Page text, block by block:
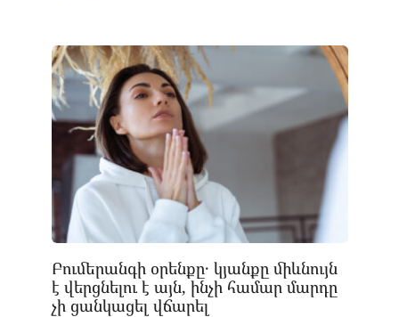
Բումերանգի օրենքը․ կյանքը միևնույն
է վերցնելու է այն, ինչի համար մարդը
չի ցանկացել վճարել